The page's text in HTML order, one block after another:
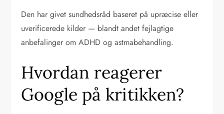
Den har givet sundhedsråd baseret på upræcise eller
uverificerede kilder — blandt andet fejlagtige
anbefalinger om ADHD og astmabehandling.
Hvordan reagerer
Google på kritikken?